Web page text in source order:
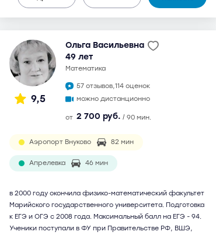
9,5
Ольга Васильевна
49 лет
математика
57 отзывов,114 оценок
можно дистанционно
от 2 700 руб. / 90 мин.
Аэропорт Внуково 82 мин
Апрелевка 46 мин
в 2000 году окончила физико-математический факультет
Марийского государственного университета. Подготовка
к ЕГЭ и ОГЭ с 2008 года. Максимальный балл на ЕГЭ - 94.
Ученики поступали в ФУ при Правительстве РФ, ВШЭ,